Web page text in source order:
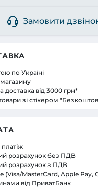
Замовити
по Україні
доставка від 3000 грн*
зі стікером
розрахунок без ПДВ
розрахунок з ПДВ
(Visa/MasterCard, Apple Pay,
від ПриватБанк